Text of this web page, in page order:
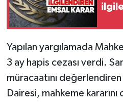
Yapılan yargılamada
3 ay hapis cezası verdi.
müracaatını
Dairesi, mahkeme kararını